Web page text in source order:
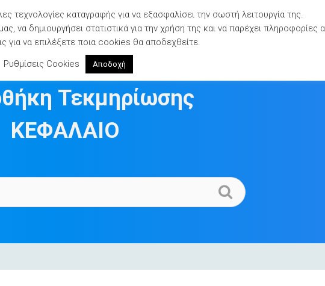
Βιβλιοθήκες Τεκμηρίωσης
Τεκμηρίωσης
ΚΕΦΑΛΑΙΟ
τεχνολογίες καταγραφής για να εξασφαλίσει την σωστή λειτουργία της.
να δημιουργήσει στατιστικά για την χρήση της και να παρέχει πληροφορίες
για να επιλέξετε ποια cookies θα αποδεχθείτε.
Ρυθμίσεις Cookies
Αποδοχή